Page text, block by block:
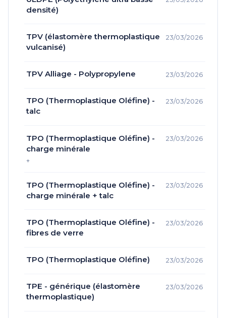
très faible absorption…
densité)
TPV (élastomère thermoplastique
vulcanisé)
23/03/2026
TPV Alliage - Polypropylene 23/03/2026
TPO (Thermoplastique Oléfine) -
talc
23/03/2026
TPO (Thermoplastique Oléfine) -
charge minérale
+
23/03/2026
TPO (Thermoplastique Oléfine) -
charge minérale + talc
23/03/2026
TPO (Thermoplastique Oléfine) -
fibres de verre
23/03/2026
TPO (Thermoplastique Oléfine) 23/03/2026
TPE - générique (élastomère
thermoplastique)
23/03/2026